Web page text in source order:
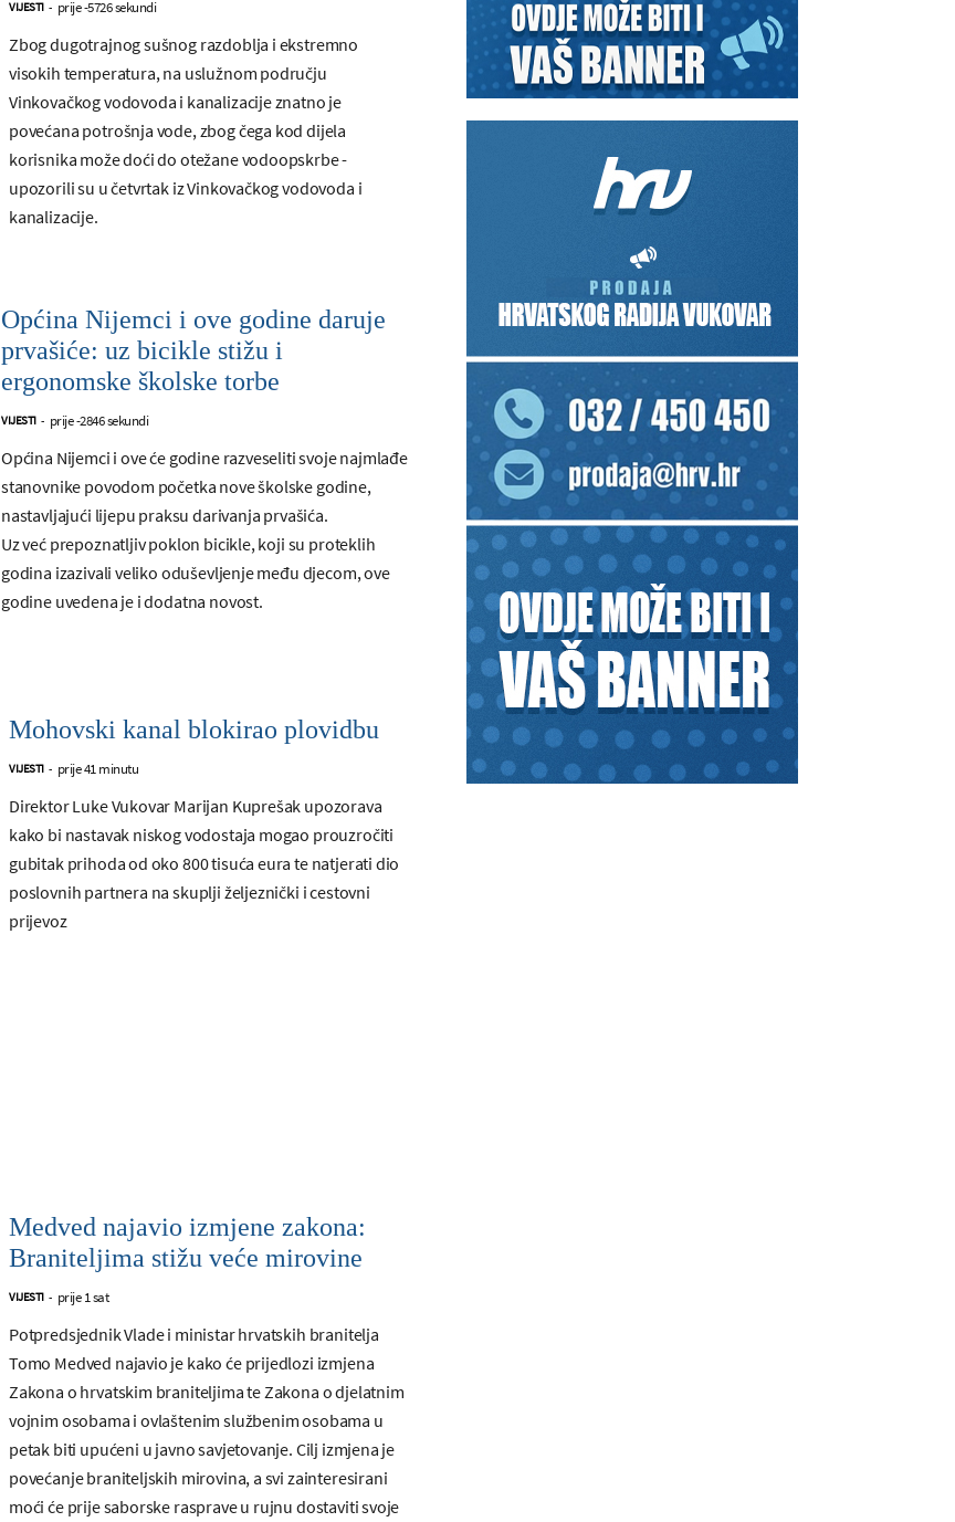
VIJESTI - prije -5726 sekundi
Zbog dugotrajnog sušnog razdoblja i ekstremno
visokih temperatura, na uslužnom području
Vinkovačkog vodovoda i kanalizacije znatno je
povećana potrošnja vode, zbog čega kod dijela
korisnika može doći do otežane vodoopskrbe -
upozorili su u četvrtak iz Vinkovačkog vodovoda i
kanalizacije.
Općina Nijemci i ove godine daruje
prvašiće: uz bicikle stižu i
ergonomske školske torbe
VIJESTI - prije -2846 sekundi
Općina Nijemci i ove će godine razveseliti svoje najmlađe
stanovnike povodom početka nove školske godine,
nastavljajući lijepu praksu darivanja prvašića.
Uz već prepoznatljiv poklon bicikle, koji su proteklih
godina izazivali veliko oduševljenje među djecom, ove
godine uvedena je i dodatna novost.
Mohovski kanal blokirao plovidbu
VIJESTI - prije 41 minutu
Direktor Luke Vukovar Marijan Kuprešak upozorava
kako bi nastavak niskog vodostaja mogao prouzročiti
gubitak prihoda od oko 800 tisuća eura te natjerati dio
poslovnih partnera na skuplji željeznički i cestovni
prijevoz
Medved najavio izmjene zakona:
Braniteljima stižu veće mirovine
VIJESTI - prije 1 sat
Potpredsjednik Vlade i ministar hrvatskih branitelja
Tomo Medved najavio je kako će prijedlozi izmjena
Zakona o hrvatskim braniteljima te Zakona o djelatnim
vojnim osobama i ovlaštenim službenim osobama u
petak biti upućeni u javno savjetovanje. Cilj izmjena je
povećanje braniteljskih mirovina, a svi zainteresirani
moći će prije saborske rasprave u rujnu dostaviti svoje